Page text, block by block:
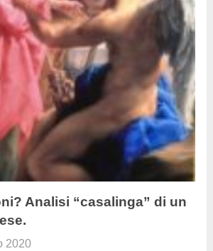
Analisi “casalinga” di un
2020